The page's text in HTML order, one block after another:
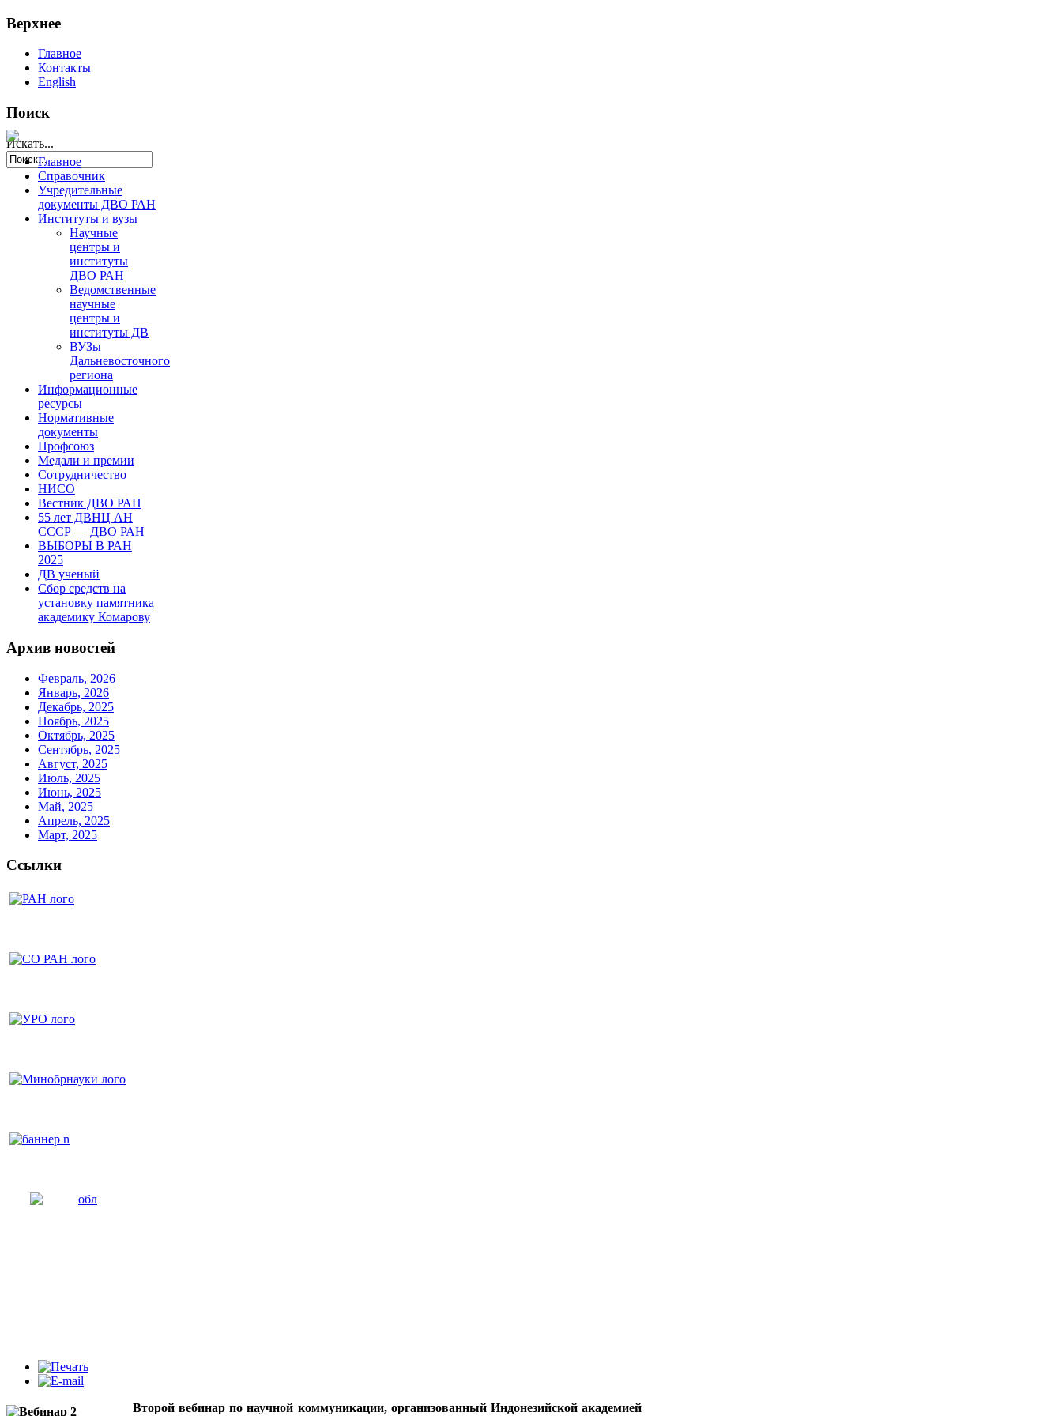
Верхнее
Главное
Контакты
English
Поиск
Искать...
Главное
Справочник
Учредительные
документы ДВО РАН
Институты и вузы
Научные
центры и
институты
ДВО РАН
Ведомственные
научные
центры и
институты ДВ
ВУЗы
Дальневосточного
региона
Информационные
ресурсы
Нормативные
документы
Профсоюз
Медали и премии
Сотрудничество
НИСО
Вестник ДВО РАН
55 лет ДВНЦ АН
СССР — ДВО РАН
ВЫБОРЫ В РАН
2025
ДВ ученый
Сбор средств на
установку памятника
академику Комарову
Архив новостей
Февраль, 2026
Январь, 2026
Декабрь, 2025
Ноябрь, 2025
Октябрь, 2025
Сентябрь, 2025
Август, 2025
Июль, 2025
Июнь, 2025
Май, 2025
Апрель, 2025
Март, 2025
Ссылки
Второй вебинар по научной коммуникации, организованный Индонезийской академией